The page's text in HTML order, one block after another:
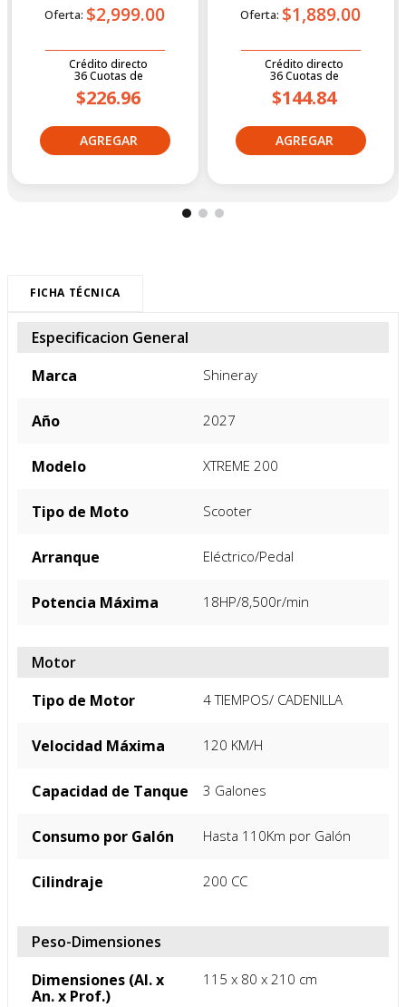
Oferta: $2,999.00
Crédito directo
36Cuotas de
$226.96
Oferta: $1,889.00
Crédito directo
36Cuotas de
$144.84
FICHA TÉCNICA
Especificacion General
Marca
Shineray
Año 2027
Modelo XTREME 200
Tipo de Moto Scooter
Arranque Eléctrico/Pedal
Potencia Máxima 18HP/8,500r/min
Motor
Tipo de Motor
4 TIEMPOS/ CADENILLA
Velocidad Máxima 120 KM/H
Capacidad de Tanque 3 Galones
Consumo por Galón Hasta 110Km por Galón
Cilindraje 200 CC
Peso-Dimensiones
Dimensiones (Al. x
An. x Prof.)
115 x 80 x 210 cm